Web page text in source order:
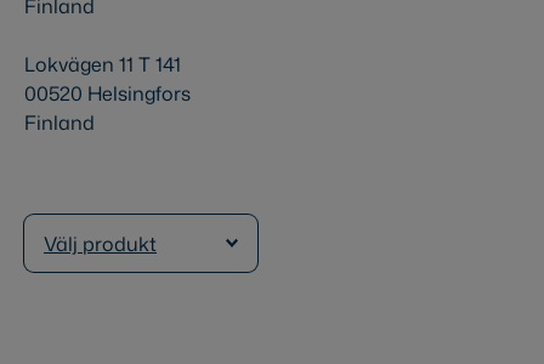
Finland
Lokvägen 11 T 141
00520 Helsingfors
Finland
Välj produkt